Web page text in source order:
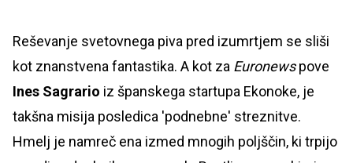
Reševanje svetovnega piva pred izumrtjem se sliši
kot znanstvena fantastika. A kot za Euronewspove
Ines Sagrario iz španskega startupa Ekonoke, je
takšna misija posledica 'podnebne' streznitve.
Hmelj je namreč ena izmed mnogih poljščin, ki trpijo